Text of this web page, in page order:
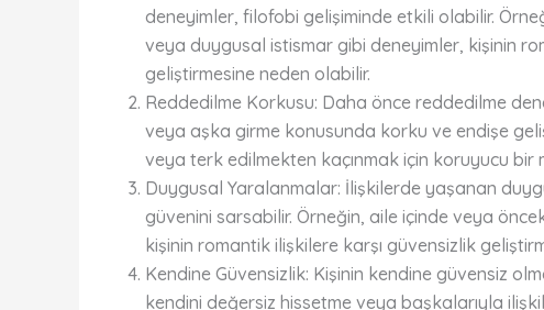
deneyimler, filofobi gelişiminde etkili olabilir.
veya duygusal istismar gibi deneyimler, kişinin
geliştirmesine neden olabilir.
Reddedilme Korkusu: Daha önce reddedilme
veya aşka girme konusunda korku ve endişe
veya terk edilmekten kaçınmak için koruyucu bir
Duygusal Yaralanmalar: İlişkilerde yaşanan
güvenini sarsabilir. Örneğin, aile içinde veya
kişinin romantik ilişkilere karşı güvensizlik
Kendine Güvensizlik: Kişinin kendine güvensiz
kendini değersiz hissetme veya başkalarıyla